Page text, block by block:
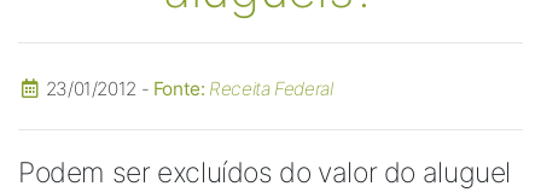
23/01/2012 - Fonte: Receita Federal
Podem ser excluídos do valor do aluguel